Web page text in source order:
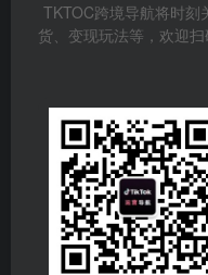
TKTOC跨境导航将时刻
货、变现玩法等，欢迎